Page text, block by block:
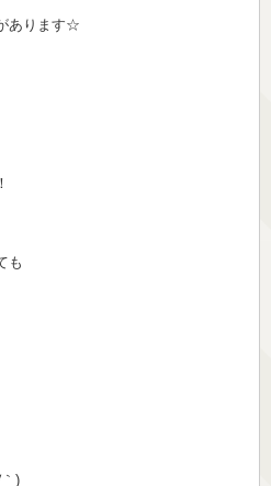
あります☆
も
)